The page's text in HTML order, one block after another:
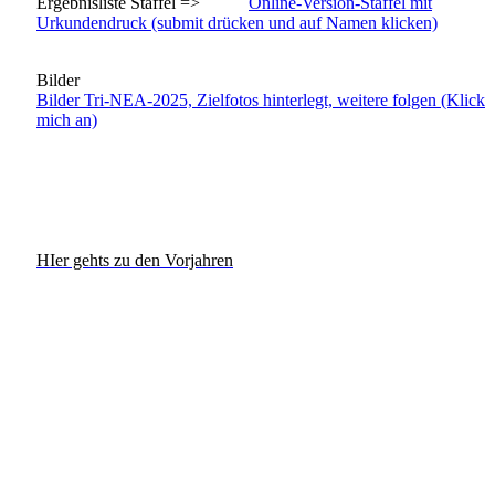
Urkundendruck (submit drücken und auf Namen klicken)
Bilder
Bilder Tri-NEA-2025, Zielfotos hinterlegt, weitere folgen (Klick
mich an)
HIer gehts zu den Vorjahren